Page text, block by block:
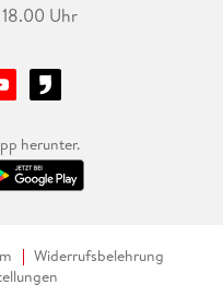
Uhr
herunter.
Widerrufsbelehrung